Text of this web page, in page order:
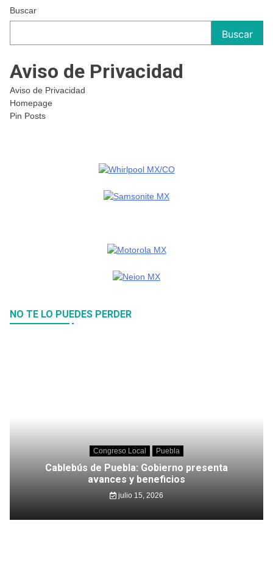
Buscar
Buscar
Aviso de Privacidad
Aviso de Privacidad
Homepage
Pin Posts
NO TE LO PUEDES PERDER
Congreso Local Puebla
Cablebús de Puebla: Gobierno presenta
avances y beneficios
julio 15, 2026